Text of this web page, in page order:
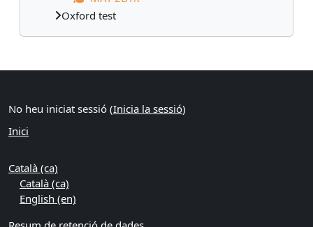
Oxford test
Blocs suplementaris
No heu iniciat sessió (Inicia la sessió)
Inici
Català ‎(ca)‎
Català ‎(ca)‎
English ‎(en)‎